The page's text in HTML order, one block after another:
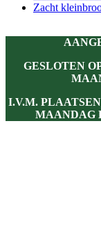
Zacht
GESLOTEN
I.V.M.
MAANDAG